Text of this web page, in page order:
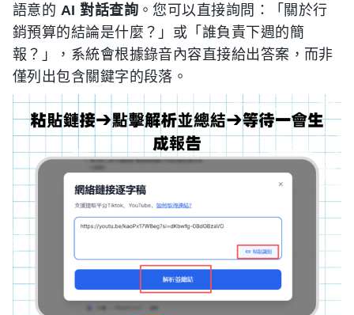
語意的 AI 對話查詢。您可以直接詢問：「關於行
銷預算的結論是什麼？」或「誰負責下週的簡
報？」，系統會根據錄音內容直接給出答案，而非
僅列出包含關鍵字的段落。